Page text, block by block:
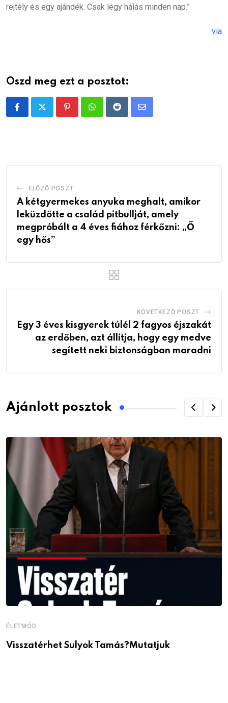
rejtély és egy ajándék. Csak légy hálás minden nap.”
via
Oszd meg ezt a posztot:
PinterestWhatsappRedditShare
ELŐZŐ POSZT
A kétgyermekes anyuka meghalt, amikor
leküzdötte a család pitbullját, amely
megpróbált a 4 éves fiához férkőzni: „Ő
egy hős”
KÖVETKEZŐ POSZT
Egy 3 éves kisgyerek túlél 2 fagyos éjszakát
az erdőben, azt állítja, hogy egy medve
segített neki biztonságban maradni
Ajánlott posztok
ÉLETMÓD
Visszatérhet Sulyok Tamás?Mutatjuk